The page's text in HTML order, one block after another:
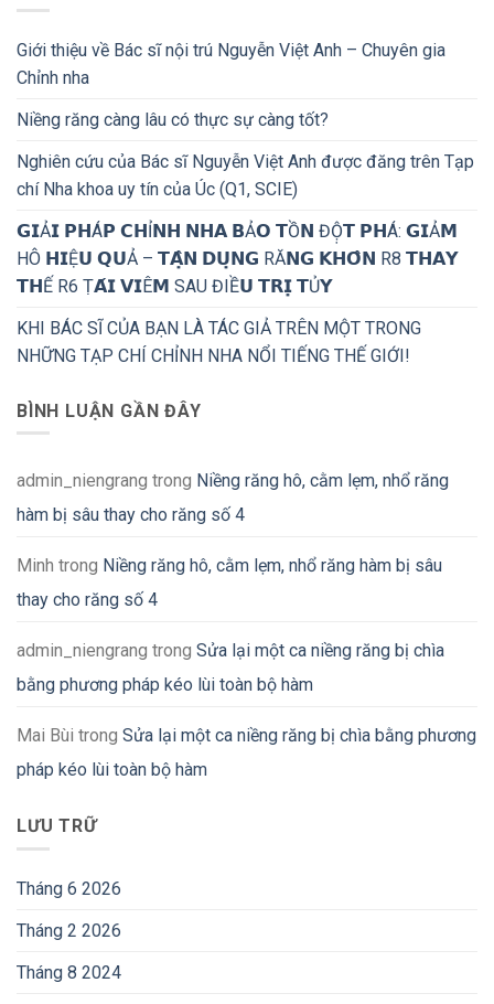
Giới thiệu về Bác sĩ nội trú Nguyễn Việt Anh – Chuyên gia
Chỉnh nha
Niềng răng càng lâu có thực sự càng tốt?
Nghiên cứu của Bác sĩ Nguyễn Việt Anh được đăng trên Tạp
chí Nha khoa uy tín của Úc (Q1, SCIE)
𝗚𝗜Ả𝗜 𝗣𝗛Á𝗣 𝗖𝗛Ỉ𝗡𝗛 𝗡𝗛𝗔 𝗕Ả𝗢 𝗧Ồ𝗡 ĐỘ̣𝗧 𝗣𝗛Á: 𝗚𝗜Ả𝗠
HÔ 𝗛𝗜Ệ𝗨 𝗤𝗨Ả – 𝗧𝗔̣̂𝗡 𝗗𝗨̣𝗡𝗚 RĂ𝗡𝗚 𝗞𝗛𝗢̂𝗡 R8 𝗧𝗛𝗔𝗬
𝗧𝗛Ế R6 Ṭ𝗔́𝗜 𝗩𝗜Ê𝗠 SAU ĐIỀ𝗨 𝗧𝗥𝗜̣ 𝗧Ủ𝗬
KHI BÁC SĨ CỦA BẠN LÀ TÁC GIẢ TRÊN MỘT TRONG
NHỮNG TẠP CHÍ CHỈNH NHA NỔI TIẾNG THẾ GIỚI!
BÌNH LUẬN GẦN ĐÂY
admin_niengrang trong Niềng răng hô, cằm lẹm, nhổ răng
hàm bị sâu thay cho răng số 4
Minh trong Niềng răng hô, cằm lẹm, nhổ răng hàm bị sâu
thay cho răng số 4
admin_niengrang trong Sửa lại một ca niềng răng bị chìa
bằng phương pháp kéo lùi toàn bộ hàm
Mai Bùi trong Sửa lại một ca niềng răng bị chìa bằng phương
pháp kéo lùi toàn bộ hàm
LƯU TRỮ
Tháng 6 2026
Tháng 2 2026
Tháng 8 2024